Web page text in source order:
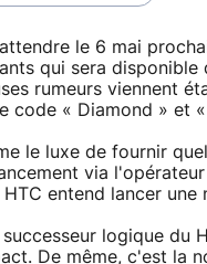
le 6 mai
qui sera
rumeurs viennent
code « Diamond » et «
le luxe de fournir
via
entend lancer
logique du
De même, c'est la